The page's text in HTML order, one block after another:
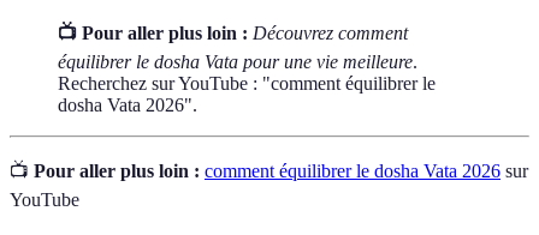
📺 Pour aller plus loin : Découvrez comment
équilibrer le dosha Vata pour une vie meilleure.
Recherchez sur YouTube : "comment équilibrer le
dosha Vata 2026".
📺 Pour aller plus loin : comment équilibrer le dosha Vata 2026 sur
YouTube